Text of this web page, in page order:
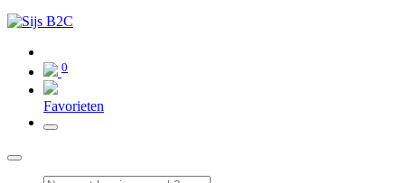
0
Favorieten